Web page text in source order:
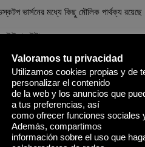
ভার্সনের মধ্যে কিছু মৌলিক পার্থক্য
ইউজার ইন্টারফেস
এবং পারফরম্যান্স
এবং সামাজিক ইন্টারঅ্যাকশন
– টাচস্ক্রীন বনাম কীবোর্ড মাউস
গুণ
আপনার জন্য উপযুক্ত?
Valoramos tu privacidad
Utilizamos cookies propias y de
personalizar el contenido
de la web y los anuncios que
a tus preferencias, así
como ofrecer funciones sociales
Además, compartimos
información sobre el uso que